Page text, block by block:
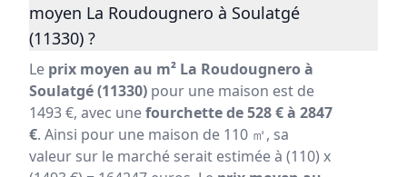
moyen La Roudougnero à Soulatgé
(11330) ?
Le prix moyen au m² La Roudougnero à
Soulatgé (11330) pour une maison est de
1493 €, avec unefourchette de 528 € à 2847
€. Ainsi pour une maison de 110 ㎡, sa
valeur sur le marché serait estimée à (110) x